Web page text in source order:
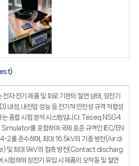
전자·전기 제품 및 회로 기판의 절연 상태, 정전기
내성, 내전압 성능 등 전기적 안전성 규격 적합성
는 종합 시험 분석 시스템입니다. Teseq NSG4
를 포함하여 국제 표준 규격인 IEC/EN
2를 준수하며, 최대 16.5kV의 기중 방전(Air di
및 최대 9kV의 접촉 방전(Contact discharg
시험하여 정전기 유입 시 제품의 오작동 및 절연